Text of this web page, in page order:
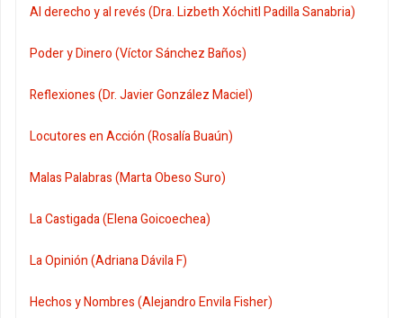
Al derecho y al revés (Dra. Lizbeth Xóchitl Padilla Sanabria)
Poder y Dinero (Víctor Sánchez Baños)
Reflexiones (Dr. Javier González Maciel)
Locutores en Acción (Rosalía Buaún)
Malas Palabras (Marta Obeso Suro)
La Castigada (Elena Goicoechea)
La Opinión (Adriana Dávila F)
Hechos y Nombres (Alejandro Envila Fisher)